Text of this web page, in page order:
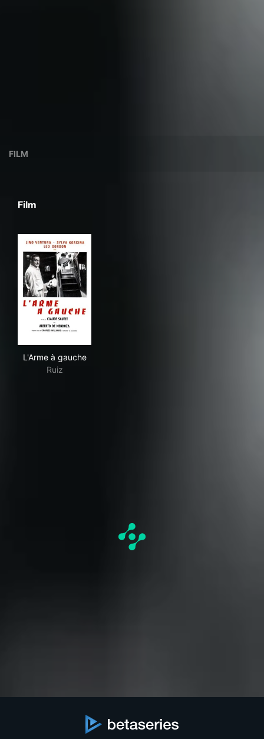
FILM
Film
L'Arme à gauche
Ruiz